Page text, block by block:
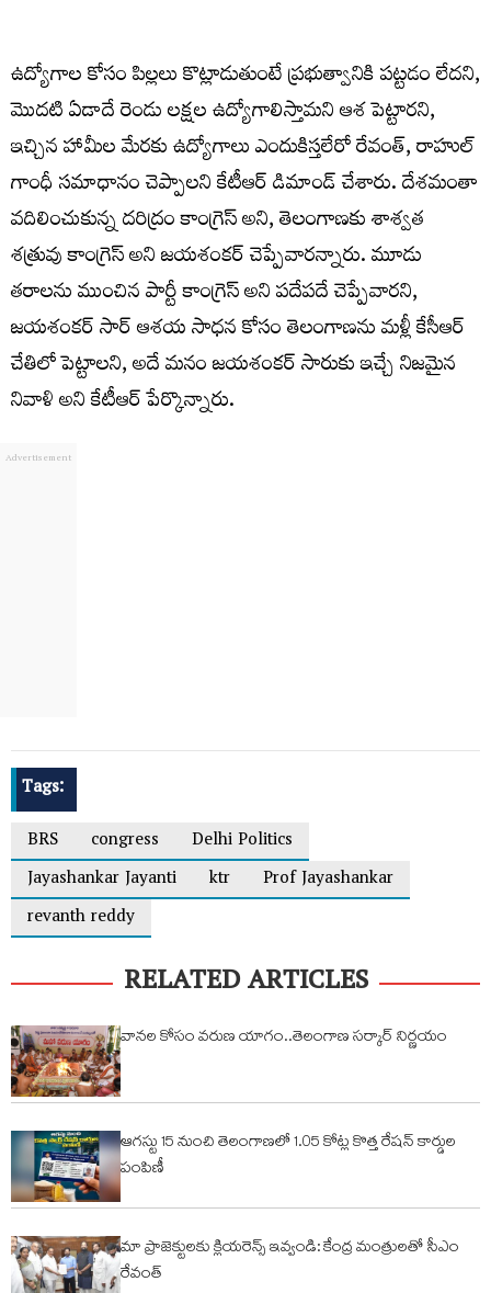
ఉద్యోగాల కోసం పిల్లలు కొట్లాడుతుంటే ప్రభుత్వానికి పట్టడం లేదని,
మొదటి ఏడాదే రెండు లక్షల ఉద్యోగాలిస్తామని ఆశ పెట్టారని,
ఇచ్చిన హామీల మేరకు ఉద్యోగాలు ఎందుకిస్తలేరో రేవంత్, రాహుల్
గాంధీ సమాధానం చెప్పాలని కేటీఆర్ డిమాండ్ చేశారు. దేశమంతా
వదిలించుకున్న దరిద్రం కాంగ్రెస్ అని, తెలంగాణకు శాశ్వత
శత్రువు కాంగ్రెస్ అని జయశంకర్ చెప్పేవారన్నారు. మూడు
తరాలను ముంచిన పార్టీ కాంగ్రెస్ అని పదేపదే చెప్పేవారని,
జయశంకర్ సార్ ఆశయ సాధన కోసం తెలంగాణను మళ్లీ కేసీఆర్
చేతిలో పెట్టాలని, అదే మనం జయశంకర్ సారుకు ఇచ్చే నిజమైన
నివాళి అని కేటీఆర్ పేర్కొన్నారు.
Tags:
BRS
congress
Delhi Politics
Jayashankar Jayanti
ktr
Prof Jayashankar
revanth reddy
RELATED ARTICLES
వానల కోసం వరుణ యాగం..తెలంగాణ సర్కార్ నిర్ణయం
ఆగస్టు 15 నుంచి తెలంగాణలో 1.05 కోట్ల కొత్త రేషన్ కార్డుల
పంపిణీ
మా ప్రాజెక్టులకు క్లియరెన్స్ ఇవ్వండి: కేంద్ర మంత్రులతో సీఎం
రేవంత్